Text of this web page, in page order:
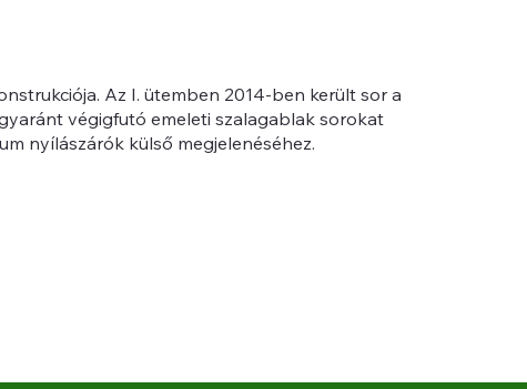
Az I. ütemben 2014-ben került sor a
végigfutó emeleti szalagablak sorokat
nyílászárók külső megjelenéséhez.